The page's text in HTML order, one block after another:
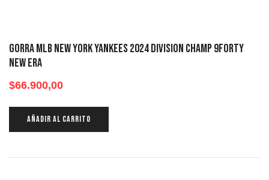
Gorra MLB New York Yankees 2024 Division Champ 9forty
New Era
$66.900,00
AÑADIR AL CARRITO